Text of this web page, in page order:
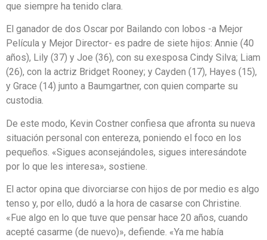
que siempre ha tenido clara.
El ganador de dos Oscar por Bailando con lobos -a Mejor
Película y Mejor Director- es padre de siete hijos: Annie (40
años), Lily (37) y Joe (36), con su exesposa Cindy Silva; Liam
(26), con la actriz Bridget Rooney; y Cayden (17), Hayes (15),
y Grace (14) junto a Baumgartner, con quien comparte su
custodia.
De este modo, Kevin Costner confiesa que afronta su nueva
situación personal con entereza, poniendo el foco en los
pequeños. «Sigues aconsejándoles, sigues interesándote
por lo que les interesa», sostiene.
El actor opina que divorciarse con hijos de por medio es algo
tenso y, por ello, dudó a la hora de casarse con Christine.
«Fue algo en lo que tuve que pensar hace 20 años, cuando
acepté casarme (de nuevo)», defiende. «Ya me había